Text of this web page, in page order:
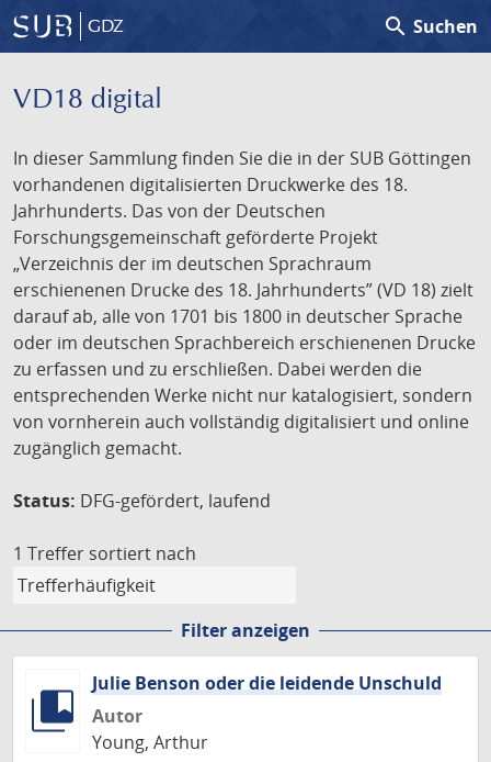
GDZ search Suchen
VD18 digital
In dieser Sammlung finden Sie die in der SUB Göttingen
vorhandenen digitalisierten Druckwerke des 18.
Jahrhunderts. Das von der Deutschen
Forschungsgemeinschaft geförderte Projekt
„Verzeichnis der im deutschen Sprachraum
erschienenen Drucke des 18. Jahrhunderts” (VD 18) zielt
darauf ab, alle von 1701 bis 1800 in deutscher Sprache
oder im deutschen Sprachbereich erschienenen Drucke
zu erfassen und zu erschließen. Dabei werden die
entsprechenden Werke nicht nur katalogisiert, sondern
von vornherein auch vollständig digitalisiert und online
zugänglich gemacht.
Status: DFG-gefördert, laufend
1 Treffer sortiert nach
Filter anzeigen
Julie Benson oder die leidende Unschuld
Autor
Young, Arthur